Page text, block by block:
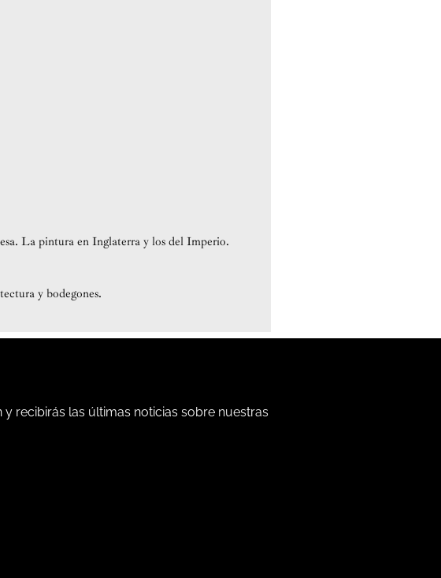
La pintura en Inglaterra y los del Imperio.
y bodegones.
recibirás las últimas noticias sobre nuestras